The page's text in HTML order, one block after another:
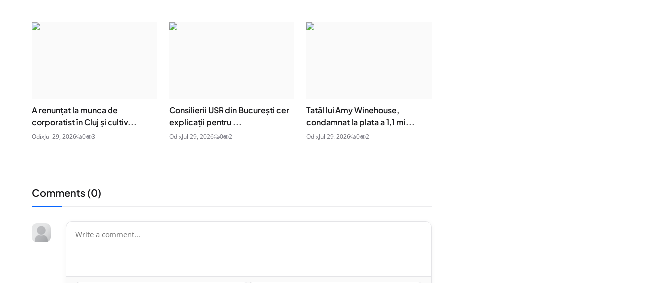
A renunțat la munca de
corporatist în Cluj și cultiv...
OdixJul 29, 2026 0 3
Consilierii USR din București cer
explicații pentru ...
OdixJul 29, 2026 0 2
Tatăl lui Amy Winehouse,
condamnat la plata a 1,1 mi...
OdixJul 29, 2026 0 2
Comments (0)